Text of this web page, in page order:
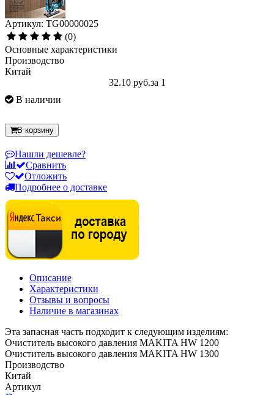
Артикул: TG00000025
(0)
Основные характеристики
Производство
Китай
32.10 руб.за 1
В наличии
В корзину
Нашли дешевле?
Сравнить
Отложить
Подробнее о доставке
Описание
Характеристики
Отзывы и вопросы
Наличие в магазинах
Эта запасная часть подходит к следующим изделиям:
Очиститель высокого давления MAKITA HW 1200
Очиститель высокого давления MAKITA HW 1300
Производство
Китай
Артикул